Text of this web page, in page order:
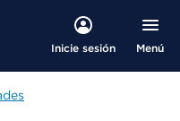
Inicie sesión Menú